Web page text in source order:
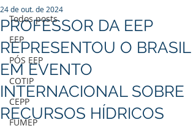
Todos posts
EEP
PÓS EEP
COTIP
CEPP
FUMEP
PROFESSOR DA EEP
REPRESENTOU O BRASIL
EM EVENTO
INTERNACIONAL SOBRE
RECURSOS HÍDRICOS
24 de out. de 2024